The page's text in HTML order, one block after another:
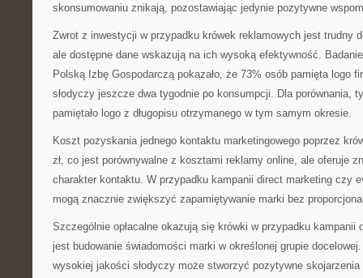
skonsumowaniu znikają, pozostawiając jedynie pozytywne
Zwrot z inwestycji w przypadku krówek reklamowych jest trudny
ale dostępne dane wskazują na ich wysoką efektywność.
Polską Izbę Gospodarczą pokazało, że 73% osób pamięta logo
słodyczy jeszcze dwa tygodnie po konsumpcji. Dla porównania,
pamiętało logo z długopisu otrzymanego w tym samym okresie.
Koszt pozyskania jednego kontaktu marketingowego poprzez
zł, co jest porównywalne z kosztami reklamy online, ale oferuje
charakter kontaktu. W przypadku kampanii direct marketing czy
mogą znacznie zwiększyć zapamiętywanie marki bez
Szczególnie opłacalne okazują się krówki w przypadku kampanii
jest budowanie świadomości marki w określonej grupie
wysokiej jakości słodyczy może stworzyć pozytywne